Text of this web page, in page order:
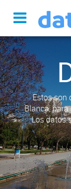
Estos son
Blanca,
Los datos